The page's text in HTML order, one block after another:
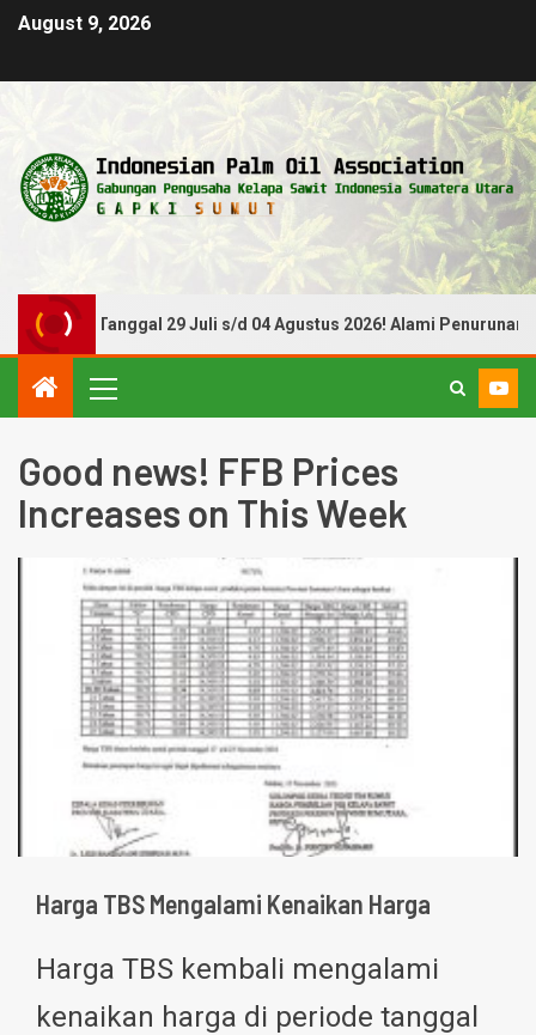
August 9, 2026
Periode Tanggal 29 Juli s/d 04 Agustus 2026! Alami Penurunan
Good news! FFB Prices
Increases on This Week
Harga TBS Mengalami Kenaikan Harga
Harga TBS kembali mengalami
kenaikan harga di periode tanggal